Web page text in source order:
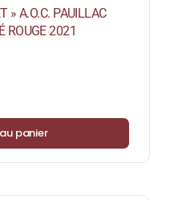
» A.O.C. PAUILLAC
ROUGE 2021
panier